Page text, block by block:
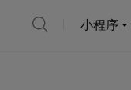
小程序